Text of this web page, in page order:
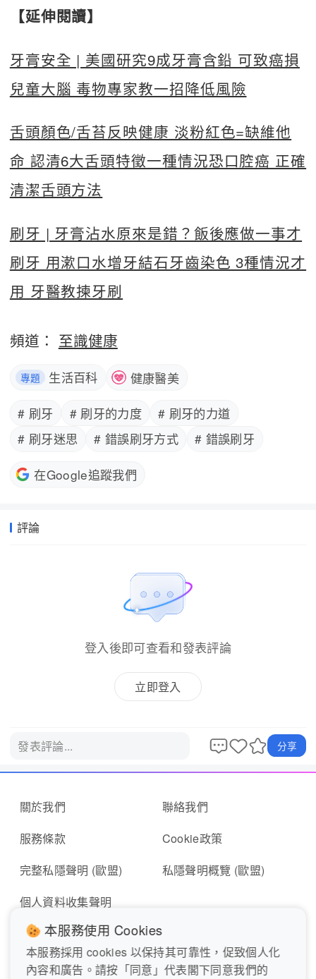
【延伸閱讀】
牙膏安全 | 美國研究9成牙膏含鉛 可致癌損
兒童大腦 毒物專家教一招降低風險
舌頭顏色/舌苔反映健康 淡粉紅色=缺維他
命 認清6大舌頭特徵一種情況恐口腔癌 正確
清潔舌頭方法
刷牙 | 牙膏沾水原來是錯？飯後應做一事才
刷牙 用漱口水增牙結石牙齒染色 3種情況才
用 牙醫教揀牙刷
頻道： 至識健康
專題 生活百科 健康醫美
# 刷牙 # 刷牙的力度
# 刷牙的力道
# 刷牙迷思
# 錯誤刷牙方式 # 錯誤刷牙
在Google追蹤我們
評論
登入後即可查看和發表評論
立即登入
發表評論... 分享
關於我們
服務條款
完整私隱聲明 (歐盟)
個人資料收集聲明
聯絡我們
Cookie政策
私隱聲明概覽 (歐盟)
即時報料 報東張表格
本服務使用 Cookies
本服務採用 cookies 以保持其可靠性，促致個人化
內容和廣告。請按「同意」代表閣下同意我們的